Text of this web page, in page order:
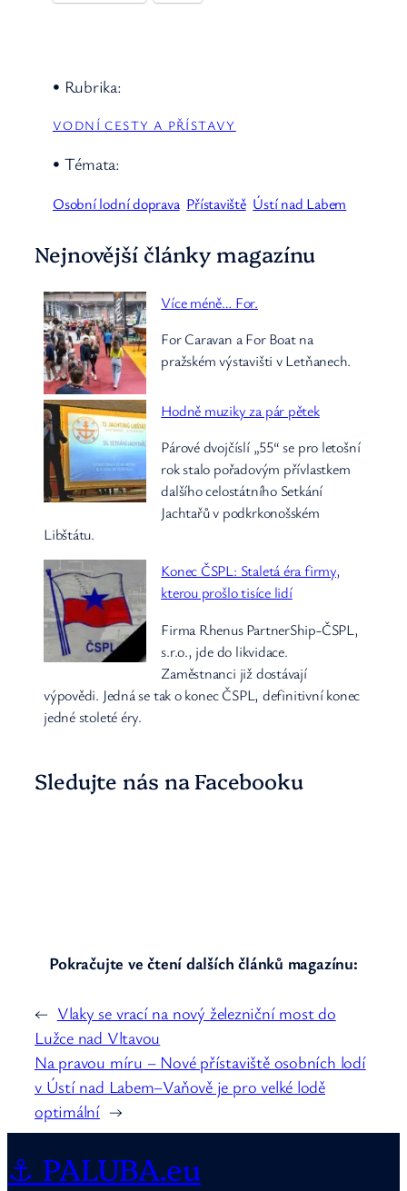
• Rubrika:
VODNÍ CESTY A PŘÍSTAVY
• Témata:
Osobní lodní doprava Přístaviště Ústí nad Labem
Nejnovější články magazínu
Více méně… For.
For Caravan a For Boat na
pražském výstavišti v Letňanech.
Hodně muziky za pár pětek
Párové dvojčíslí „55“ se pro letošní
rok stalo pořadovým přívlastkem
dalšího celostátního Setkání
Jachtařů v podkrkonošském
Libštátu.
Konec ČSPL: Staletá éra firmy,
kterou prošlo tisíce lidí
Firma Rhenus PartnerShip-ČSPL,
s.r.o., jde do likvidace.
Zaměstnanci již dostávají
výpovědi. Jedná se tak o konec ČSPL, definitivní konec
jedné stoleté éry.
Sledujte nás na Facebooku
Pokračujte ve čtení dalších článků magazínu:
← Vlaky se vrací na nový železniční most do
Lužce nad Vltavou
Na pravou míru – Nové přístaviště osobních lodí
v Ústí nad Labem–Vaňově je pro velké lodě
optimální →
⚓ PALUBA.eu